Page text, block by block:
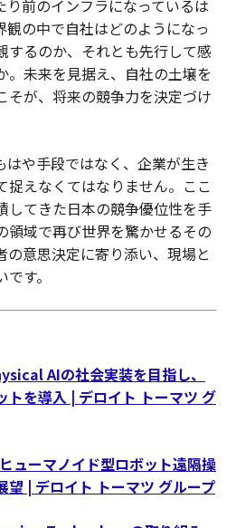
り前のインフラになっているは
観の中で自社はどのようになっ
するのか、それとも先行して感
。未来を見据え、自社の土壌を
そが、将来の競争力を決定づけ
はや手段ではなく、企業が生き
捉えなくてはなりません。ここ
してきた日本の競争優位性を手
領域で再び世界を驚かせるその
の意思決定に寄り添い、現場と
す。
AIの社会実装を目指し、
トを導入 | デロイト トーマツ グ
ューマノイド型ロボット遠隔操
望 | デロイト トーマツ グループ